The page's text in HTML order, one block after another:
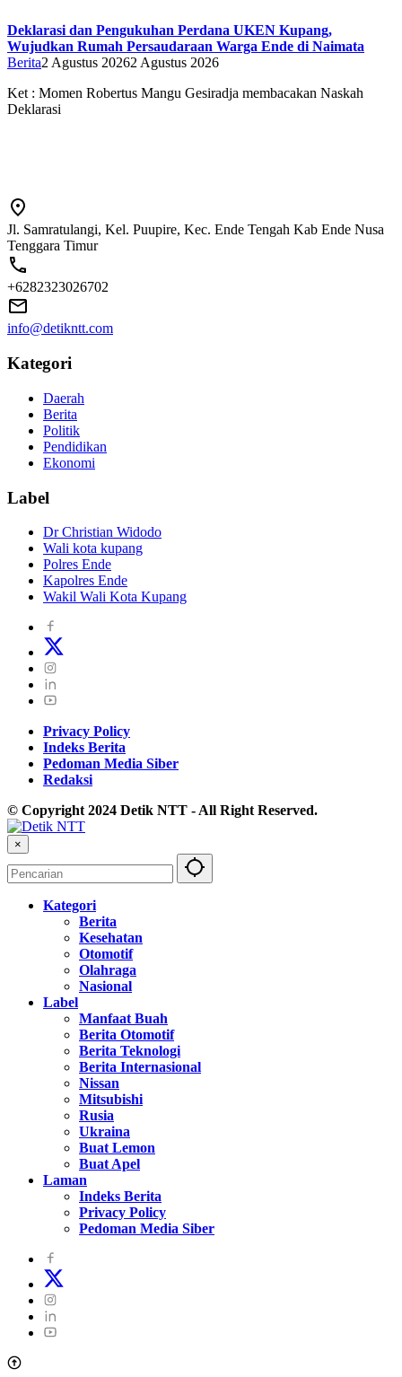
Deklarasi dan Pengukuhan Perdana UKEN Kupang,
Wujudkan Rumah Persaudaraan Warga Ende di Naimata
Berita2 Agustus 20262 Agustus 2026
Ket : Momen Robertus Mangu Gesiradja membacakan Naskah
Deklarasi
Jl. Samratulangi, Kel. Puupire, Kec. Ende Tengah Kab Ende Nusa
Tenggara Timur
+6282323026702
info@detikntt.com
Kategori
Daerah
Berita
Politik
Pendidikan
Ekonomi
Label
Dr Christian Widodo
Wali kota kupang
Polres Ende
Kapolres Ende
Wakil Wali Kota Kupang
Privacy Policy
Indeks Berita
Pedoman Media Siber
Redaksi
© Copyright 2024 Detik NTT - All Right Reserved.
×
Kategori
Berita
Kesehatan
Otomotif
Olahraga
Nasional
Label
Manfaat Buah
Berita Otomotif
Berita Teknologi
Berita Internasional
Nissan
Mitsubishi
Rusia
Ukraina
Buat Lemon
Buat Apel
Laman
Indeks Berita
Privacy Policy
Pedoman Media Siber